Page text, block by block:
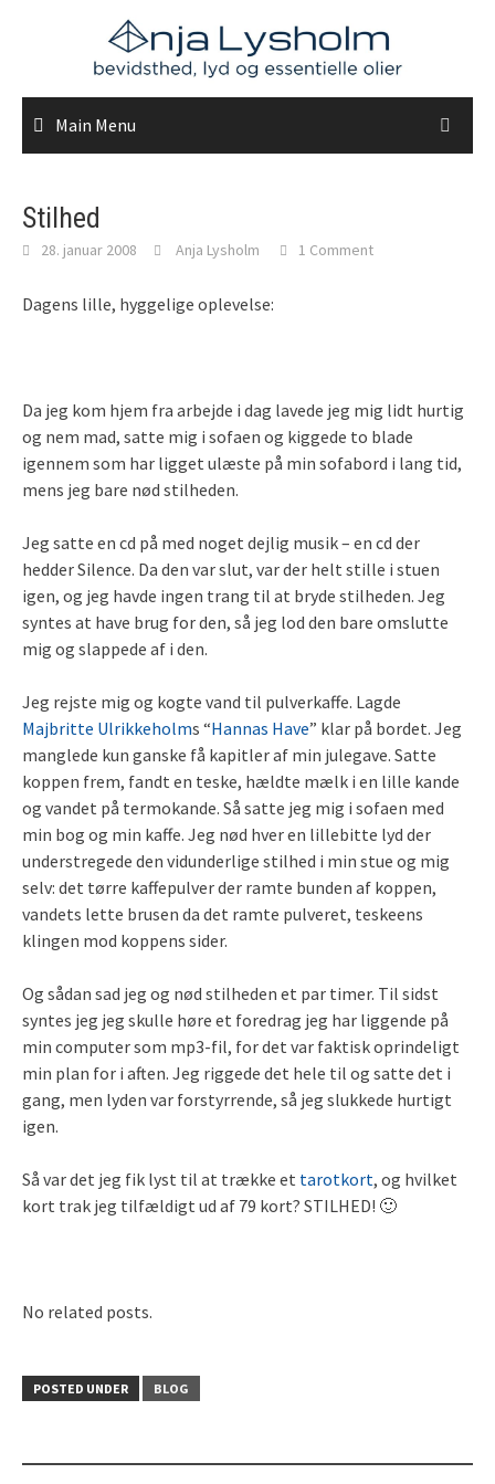
Main Menu
Stilhed
28. januar 2008 Anja Lysholm 1 Comment
Dagens lille, hyggelige oplevelse:
Da jeg kom hjem fra arbejde i dag lavede jeg mig lidt hurtig
og nem mad, satte mig i sofaen og kiggede to blade
igennem som har ligget ulæste på min sofabord i lang tid,
mens jeg bare nød stilheden.
Jeg satte en cd på med noget dejlig musik – en cd der
hedder Silence. Da den var slut, var der helt stille i stuen
igen, og jeg havde ingen trang til at bryde stilheden. Jeg
syntes at have brug for den, så jeg lod den bare omslutte
mig og slappede af i den.
Jeg rejste mig og kogte vand til pulverkaffe. Lagde
Majbritte Ulrikkeholms “Hannas Have” klar på bordet. Jeg
manglede kun ganske få kapitler af min julegave. Satte
koppen frem, fandt en teske, hældte mælk i en lille kande
og vandet på termokande. Så satte jeg mig i sofaen med
min bog og min kaffe. Jeg nød hver en lillebitte lyd der
understregede den vidunderlige stilhed i min stue og mig
selv: det tørre kaffepulver der ramte bunden af koppen,
vandets lette brusen da det ramte pulveret, teskeens
klingen mod koppens sider.
Og sådan sad jeg og nød stilheden et par timer. Til sidst
syntes jeg jeg skulle høre et foredrag jeg har liggende på
min computer som mp3-fil, for det var faktisk oprindeligt
min plan for i aften. Jeg riggede det hele til og satte det i
gang, men lyden var forstyrrende, så jeg slukkede hurtigt
igen.
Så var det jeg fik lyst til at trække et tarotkort, og hvilket
kort trak jeg tilfældigt ud af 79 kort? STILHED! 🙂
No related posts.
POSTED UNDER BLOG